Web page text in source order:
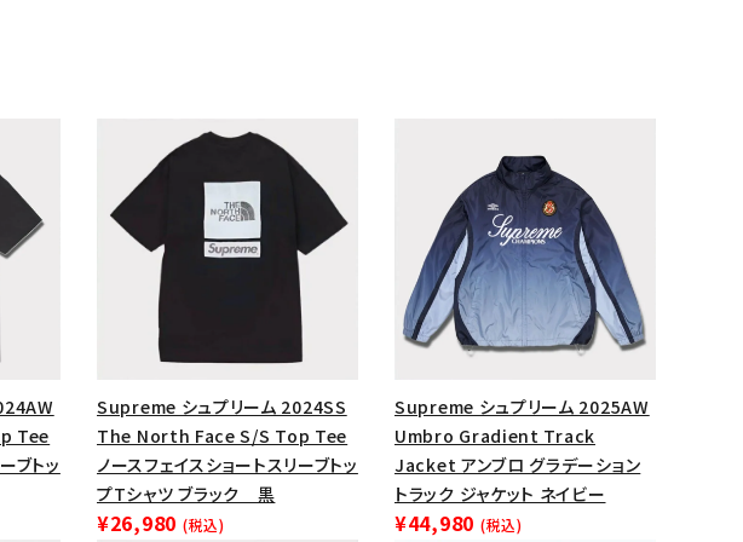
コラボレーションブランドから探す
人気ワード
2025AW
2025SS
Tee
ブトッ
Supreme シュプリーム 2024SS
The North Face S/S Top Tee
ノースフェイスショートスリーブトッ
プTシャツ ブラック 黒
¥26,980 (税込)
Supreme シュプリーム 2025AW
Umbro Gradient Track
Jacket アンブロ グラデーション
トラック ジャケット ネイビー
¥44,980 (税込)